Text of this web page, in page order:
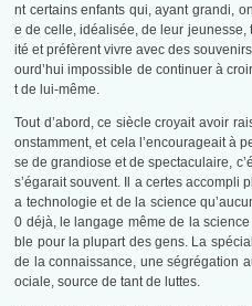
nt certains enfants qui, ayant grandi,
e de celle, idéalisée, de leur jeunesse,
ité et préfèrent vivre avec des
ourd’hui impossible de continuer à
t de lui-même.
Tout d’abord, ce siècle croyait avoir
onstamment, et cela l’encourageait à
se de grandiose et de spectaculaire,
s’égarait souvent. Il a certes accompli
a technologie et de la science
0 déjà, le langage même de la
ble pour la plupart des gens. La
de la connaissance, une ségrégation
ociale, source de tant de luttes.